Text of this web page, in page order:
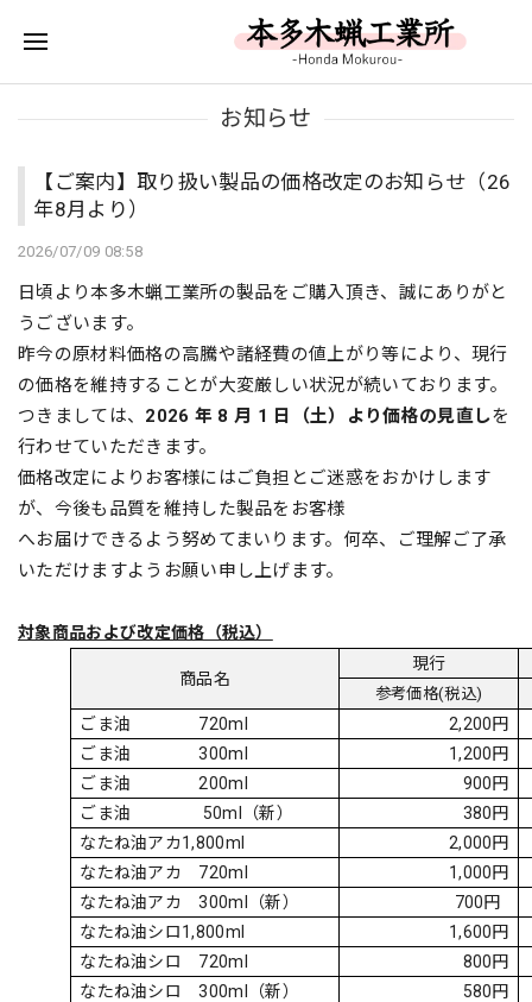
お知らせ
【ご案内】取り扱い製品の価格改定のお知らせ（26
年8月より）
2026/07/09 08:58
日頃より本多木蝋工業所の製品をご購入頂き、誠にありがと
うございます。
昨今の原材料価格の高騰や諸経費の値上がり等により、現行
の価格を維持することが大変厳しい状況が続いております。
つきましては、 2026 年 8 月 1 日（土）より価格の見直しを
行わせていただきます。
価格改定によりお客様にはご負担とご迷惑をおかけします
が、今後も品質を維持した製品をお客様
へお届けできるよう努めてまいります。何卒、ご理解ご了承
いただけますようお願い申し上げます。
対象商品および改定価格（税込）
商品名
現行
参考価格(税込)
ごま油 720ml 2,200円
ごま油300ml 1,200円
ごま油200ml 900円
ごま油 50ml （新） 380円
なたね油アカ1,800ml 2,000円
なたね油アカ 720ml 1,000円
なたね油アカ300ml （新） 700円
なたね油シロ1,800ml 1,600円
なたね油シロ 720ml 800円
なたね油シロ300ml （新） 580円